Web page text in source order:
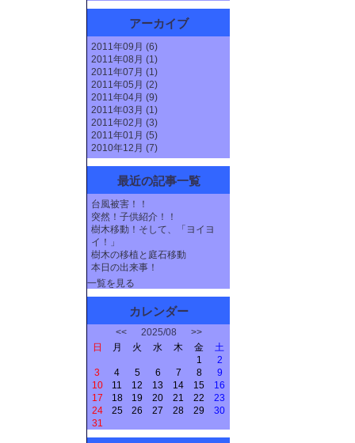
アーカイブ
2011年09月 (6)
2011年08月 (1)
2011年07月 (1)
2011年05月 (2)
2011年04月 (9)
2011年03月 (1)
2011年02月 (3)
2011年01月 (5)
2010年12月 (7)
最近の記事一覧
台風被害！！
突然！子供紹介！！
樹木移動！そして、「ヨイヨ
イ！」
樹木の移植と庭石移動
本日の出来事！
一覧を見る
カレンダー
<<2025/08 >>
日
月 火 水 木 金
土
1
2
3
4 5 6 7 8
9
10
11 12 13 14 15
16
17
18 19 20 21 22
23
24
25 26 27 28 29
30
31